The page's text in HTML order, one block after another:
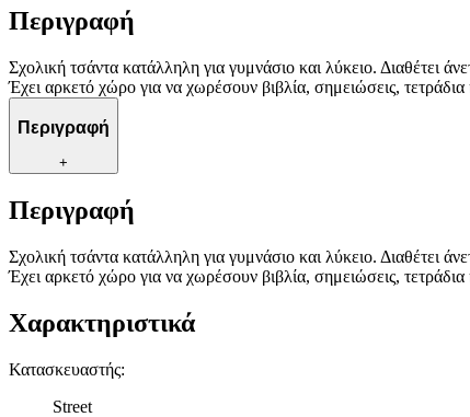
Περιγραφή
Σχολική τσάντα κατάλληλη για γυμνάσιο και λύκειο. Διαθέτει
Έχει αρκετό χώρο για να χωρέσουν βιβλία, σημειώσεις,
Περιγραφή
+
Περιγραφή
Σχολική τσάντα κατάλληλη για γυμνάσιο και λύκειο. Διαθέτει
Έχει αρκετό χώρο για να χωρέσουν βιβλία, σημειώσεις,
Χαρακτηριστικά
Κατασκευαστής:
Street